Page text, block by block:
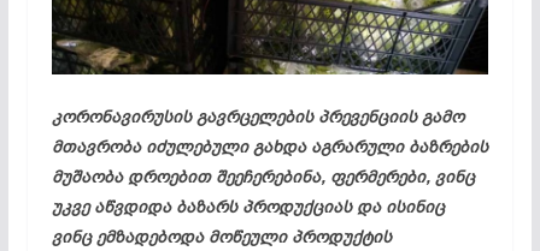
კორონავირუსისგავრცელების პრევენციის გამო
მთავრობა იძულებული გახდა აგრარული ბაზრების
მუშაობა დროებით შეეჩერებინა, ფერმერები, ვინც
უკვე აწვდიდა ბაზარს პროდუქციას და ისინიც
ვინც ემზადებოდა მოწეული პროდუქტის